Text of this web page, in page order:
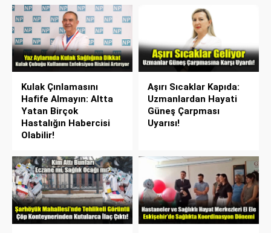
Kulak Çınlamasını
Hafife Almayın: Altta
Yatan Birçok
Hastalığın Habercisi
Olabilir!
Aşırı Sıcaklar Kapıda:
Uzmanlardan Hayati
Güneş Çarpması
Uyarısı!